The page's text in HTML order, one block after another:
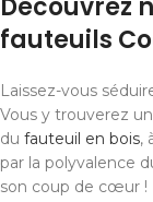
Découvrez
fauteuils
Laissez-vous
Vous y trouverez
du fauteuil en bois,
par la polyvalence
son coup de cœur !